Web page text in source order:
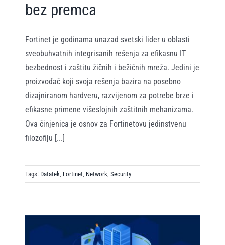
bez premca
Fortinet je godinama unazad svetski lider u oblasti
sveobuhvatnih integrisanih rešenja za efikasnu IT
bezbednost i zaštitu žičnih i bežičnih mreža. Jedini je
proizvođač koji svoja rešenja bazira na posebno
dizajniranom hardveru, razvijenom za potrebe brze i
efikasne primene višeslojnih zaštitnih mehanizama.
Ova činjenica je osnov za Fortinetovu jedinstvenu
filozofiju [...]
Tags: Datatek, Fortinet, Network, Security